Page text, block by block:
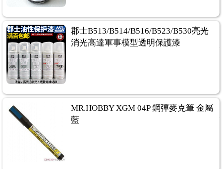
郡士B513/B514/B516/B523/B530亮光
消光高達軍事模型透明保護漆
MR.HOBBY XGM 04P 鋼彈麥克筆 金屬
藍